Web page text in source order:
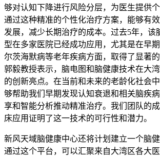
够对认知下降进行风险分层，为医生提供个
通过这种精准的个性化治疗方案，能够有
发展，减少长期治疗的成本。过去5年，该
型在多家医院已经成功应用，尤其是在早
尔茨海默病等老年疾病方面，取得了显著的
郭毅教授表示，脑电图和脑健康技术在大
的创新亮点。在当前和未来的老龄化社会
够帮助我们早期发现认知衰退和相关脑疾
享和智能分析推动精准治疗。我们团队的
床应用证明了这一技术的可行性和潜力。
新风天域脑健康中心还将计划建立一个脑健
通过这个平台，可以汇聚来自大湾区各大